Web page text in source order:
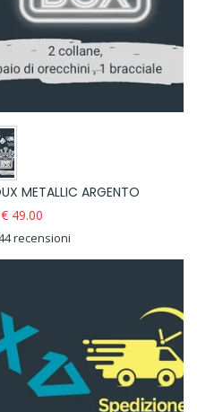
METALLIC ARGENTO
€ 49.00
recensioni